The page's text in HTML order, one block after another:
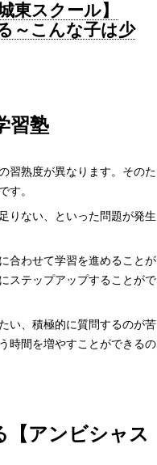
東スクール】
～こんな子は少
習塾
習熟度が異なります。そのた
す。
りない、といった問題が発生
合わせて学習を進めることが
ステップアップすることがで
い、積極的に質問するのが苦
時間を増やすことができるの
【アンビシャス